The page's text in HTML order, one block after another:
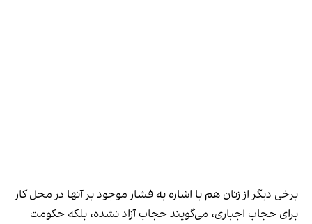
برخی دیگر از زنان هم با اشاره به فشار موجود بر آنها در محل کار
برای حجاب اجباری، می‌گویند حجاب آزاد نشده، بلکه حکومت